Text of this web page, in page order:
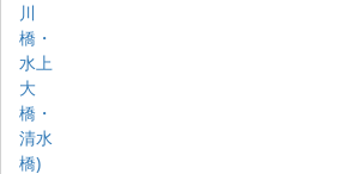
川
橋・
水上
大
橋・
清水
橋)